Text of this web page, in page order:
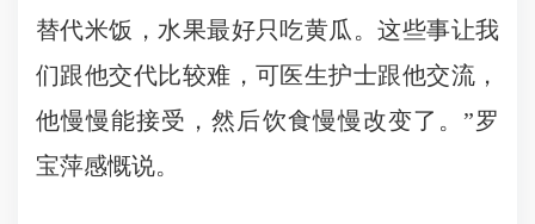
替代米饭，水果最好只吃黄瓜。这些事让我
们跟他交代比较难，可医生护士跟他交流，
他慢慢能接受，然后饮食慢慢改变了。”罗
宝萍感慨说。